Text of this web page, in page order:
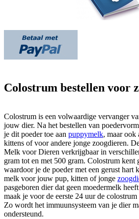
Colostrum bestellen voor
Colostrum is een volwaardige vervanger
jouw dier. Na het bestellen van
je dit poeder toe aan puppymelk, maar ook
kittens of voor andere jonge zoogdieren.
Melk voor Dieren verkrijgbaar in
gram tot en met 500 gram. Colostrum kent
waardoor je de poeder met een gerust hart
melk voor jouw pup, kitten of jonge
pasgeboren dier dat geen moedermelk
maak je voor de eerste 24 uur de
Zo wordt het immuunsysteem van je dier
ondersteund.